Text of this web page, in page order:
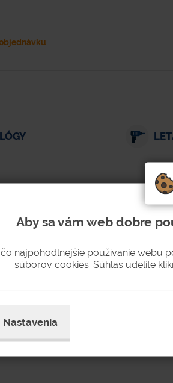
listy Dokumenty k stiahnutiu
Aby sa vám web dobre
najpohodlnejšie používanie webu
súborov cookies. Súhlas udelíte
Nastavenia